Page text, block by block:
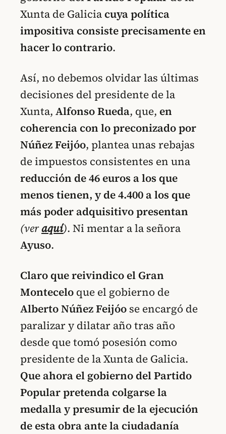
Xunta de Galicia cuya política
impositiva consiste precisamente en
hacer lo contrario.
Así, no debemos olvidar las últimas
decisiones del presidente de la
Xunta, Alfonso Rueda, que, en
coherencia con lo preconizado por
Núñez Feijóo, plantea unas rebajas
de impuestos consistentes en una
reducción de 46 euros a los que
menos tienen, y de 4.400 a los que
más poder adquisitivo presentan
(veraquí). Ni mentar a la señora
Ayuso.
Claro que reivindico el Gran
Montecelo que el gobierno de
Alberto Núñez Feijóo se encargó de
paralizar y dilatar año tras año
desde que tomó posesión como
presidente de la Xunta de Galicia.
Que ahora el gobierno del Partido
Popular pretenda colgarse la
medalla y presumir de la ejecución
de esta obra ante la ciudadanía